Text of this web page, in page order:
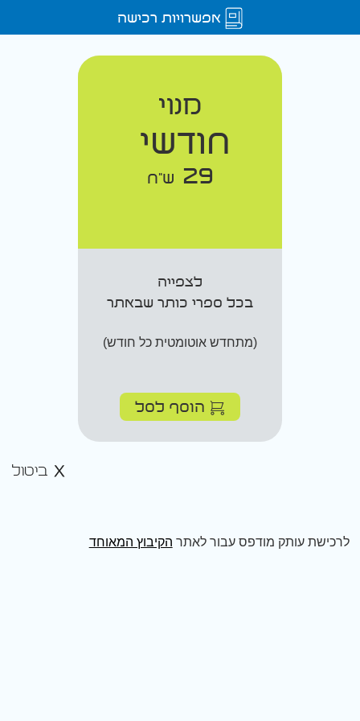
אפשרויות רכישה
מנוי
חודשי
29 ש"ח
לצפייה
בכל ספרי כותר שבאתר
(מתחדש אוטומטית כל חודש)
הוסף לסל
ביטול
לרכישת עותק מודפס עבור לאתר הקיבוץ המאוחד